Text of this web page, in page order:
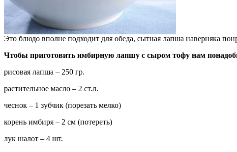
Это блюдо вполне подходит для обеда, сытная лапша наверняка
Чтобы приготовить имбирную лапшу с сыром тофу нам
рисовая лапша – 250 гр.
растительное масло – 2 ст.л.
чеснок – 1 зубчик (порезать мелко)
корень имбиря – 2 см (потереть)
лук шалот – 4 шт.